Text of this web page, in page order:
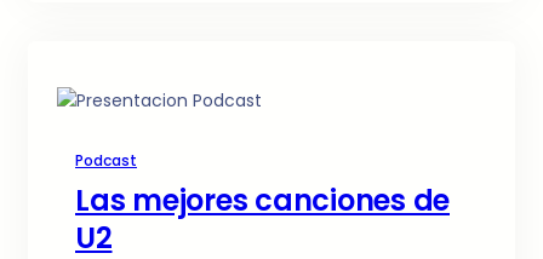
Podcast
Las mejores canciones de
U2